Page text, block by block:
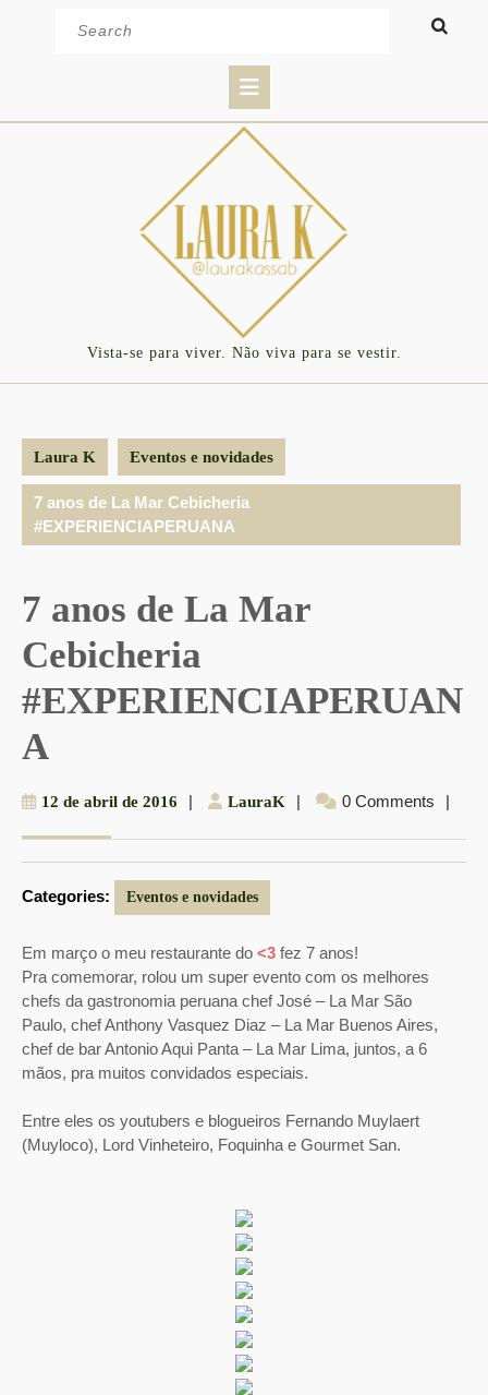
Button
Vista-se para viver. Não viva para se vestir.
Laura K Eventos e novidades
7 anos de La Mar Cebicheria
#EXPERIENCIAPERUANA
7 anos de La Mar
Cebicheria
#EXPERIENCIAPERUAN
A
12 de abril de 2016 12
2016
| LauraK LauraK
| 0 Comments |
Categories: Eventos e novidades
Em março o meu restaurante do <3 fez 7 anos!
Pra comemorar, rolou um super evento com os melhores
chefs da gastronomia peruana chef José – La Mar São
Paulo, chef Anthony Vasquez Diaz – La Mar Buenos Aires,
chef de bar Antonio Aqui Panta – La Mar Lima, juntos, a 6
mãos, pra muitos convidados especiais.
Entre eles os youtubers e blogueiros Fernando Muylaert
(Muyloco), Lord Vinheteiro, Foquinha e Gourmet San.